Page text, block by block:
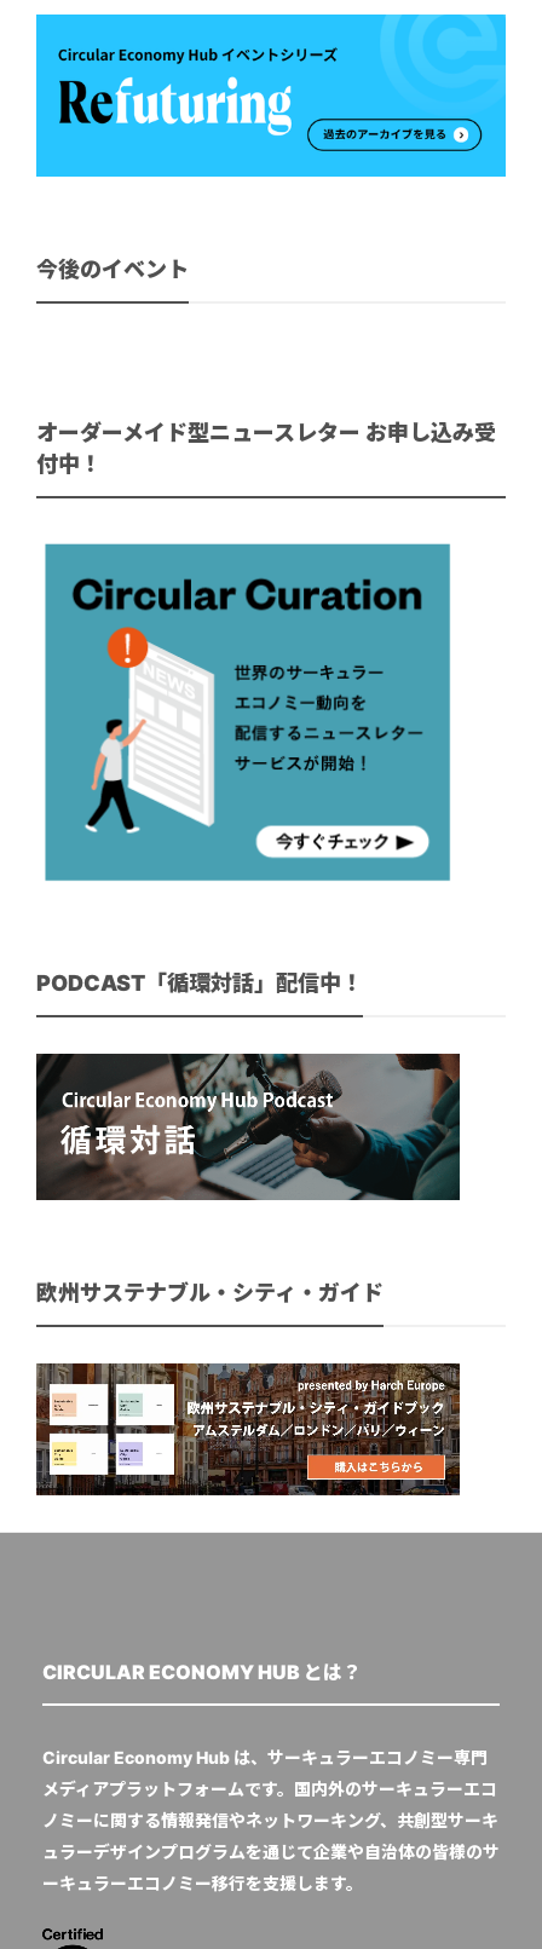
今後のイベント
オーダーメイド型ニュースレター お申し込み受
付中！
PODCAST「循環対話」配信中！
欧州サステナブル・シティ・ガイド
CIRCULAR ECONOMY HUB とは？
Circular Economy Hub は、サーキュラーエコノミー専門
メディアプラットフォームです。国内外のサーキュラーエコ
ノミーに関する情報発信やネットワーキング、共創型サーキ
ュラーデザインプログラムを通じて企業や自治体の皆様のサ
ーキュラーエコノミー移行を支援します。